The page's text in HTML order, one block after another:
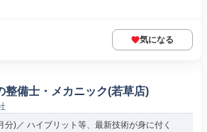
気になる
整備士・メカニック(若草店)
分)／ ハイブリット等、最新技術が身に付く